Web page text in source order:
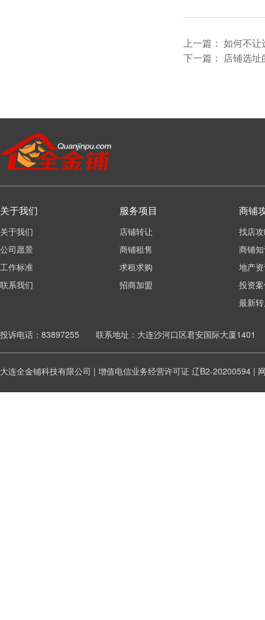
上一篇： 如何不让
下一篇： 店铺选
关于我们
关于我们
公司愿景
工作标准
联系我们
服务项目
店铺转让
商铺租售
求租求购
招商加盟
商铺
找店
商铺
地产
投资
最新
投诉电话：83897255 联系地址：大连沙河口区君安国际大厦1401
大连全金铺科技有限公司 | 增值电信业务经营许可证 辽B2-20200594 |